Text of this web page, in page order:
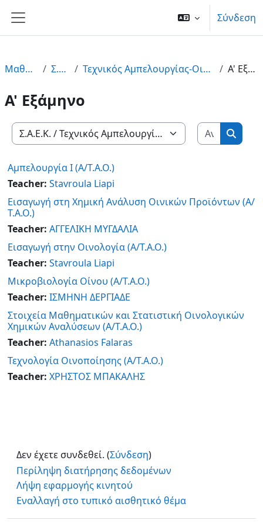
Πλευρικός πίνακας
Σύνδεση
Μαθήματα Σ.Α.Ε.Κ. Τεχνικός Αμπελουργίας-Οινολόγος (Σ.Α.Ε.Κ.) Α' Εξάμηνο
Α' Εξάμηνο
Κατηγορίες μαθημάτων
Αμπελουργία Ι (Α/Τ.Α.Ο.)
Teacher: Stavroula Liapi
Εισαγωγή στη Χημική Ανάλυση Οινικών Προϊόντων (Α/
Τ.Α.Ο.)
Teacher: AΓΓΕΛΙΚΗ ΜΥΓΔΑΛΙΑ
Εισαγωγή στην Οινολογία (Α/Τ.Α.Ο.)
Teacher: Stavroula Liapi
Μικροβιολογία Οίνου (Α/Τ.Α.Ο.)
Teacher: ΙΣΜΗΝΗ ΔΕΡΓΙΑΔΕ
Στοιχεία Μαθηματικών και Στατιστική Οινολογικών
Χημικών Αναλύσεων (Α/Τ.Α.Ο.)
Teacher: Athanasios Falaras
Τεχνολογία Οινοποίησης (Α/Τ.Α.Ο.)
Teacher: ΧΡΗΣΤΟΣ ΜΠΑΚΑΛΗΣ
Δεν έχετε συνδεθεί. (Σύνδεση)
Περίληψη διατήρησης δεδομένων
Λήψη εφαρμογής κινητού
Εναλλαγή στο τυπικό αισθητικό θέμα